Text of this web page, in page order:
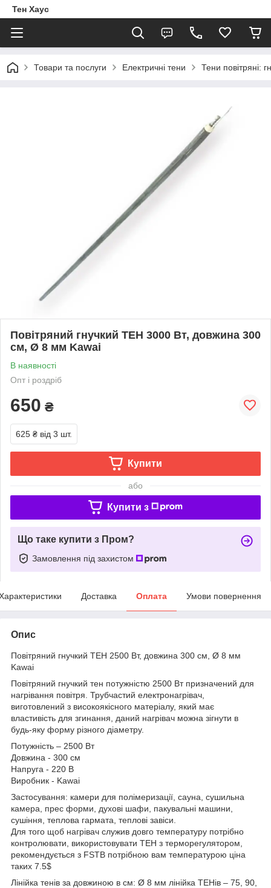
Тен Хаус
Товари та послуги Електричні тени Тени повітряні:
Повітряний гнучкий ТЕН 3000 Вт, довжина 300
см, Ø 8 мм Kawai
В наявності
Опт і роздріб
650 ₴
625 ₴ від 3 шт.
Купити
або
Купити з
Що таке купити з Пром?
Замовлення під захистом
Доставка Оплата Умови повернення
Опис
Повітряний гнучкий ТЕН 2500 Вт, довжина 300 см, Ø 8 мм
Kawai
Повітряний гнучкий тен потужністю 2500 Вт призначений для
нагрівання повітря. Трубчастий електронагрівач,
виготовлений з високоякісного матеріалу, який має
властивість для згинання, даний нагрівач можна зігнути в
будь-яку форму різного діаметру.
Потужність – 2500 Вт
Довжина - 300 см
Напруга - 220 В
Виробник - Kawai
Застосування: камери для полімеризації, сауна, сушильна
камера, прес форми, духові шафи, пакувальні машини,
сушіння, теплова гармата, теплові завіси.
Для того щоб нагрівач служив довго температуру потрібно
контролювати, використовувати ТЕН з терморегулятором,
рекомендується з FSTB потрібною вам температурою ціна
таких 7.5$
Лінійка тенів за довжиною в см: Ø 8 мм лінійка ТЕНів – 75, 90,